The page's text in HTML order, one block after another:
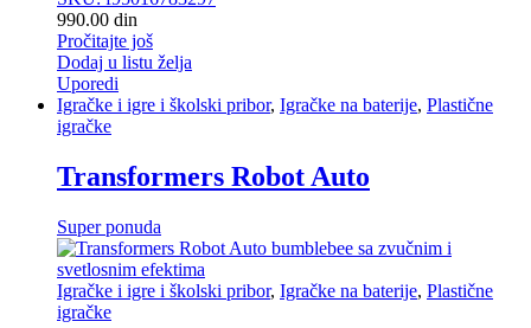
990.00 din
Pročitajte još
Dodaj u listu želja
Uporedi
Igračke i igre i školski pribor, Igračke na baterije, Plastične
igračke
Transformers Robot Auto
Super ponuda
Igračke i igre i školski pribor, Igračke na baterije, Plastične
igračke